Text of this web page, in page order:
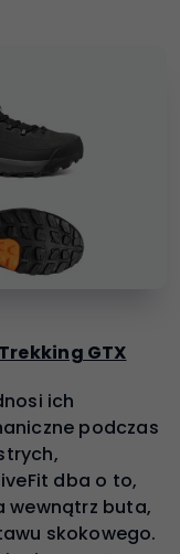
GTX
ich
podczas
dba o to,
wewnątrz buta,
skokowego.